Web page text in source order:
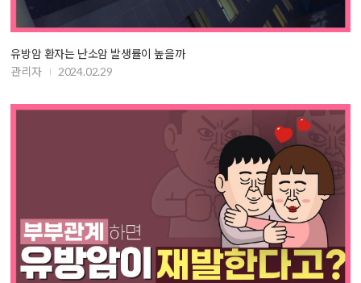
유방암 환자는 난소암 발생률이 높을까
관리자
2024.02.29